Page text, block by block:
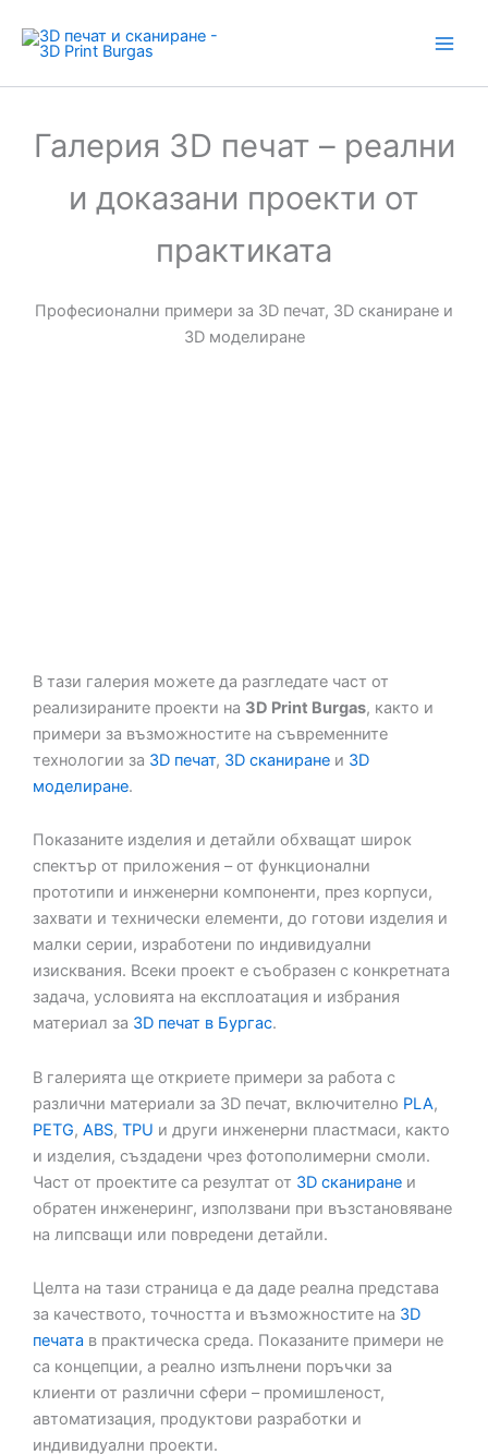
content
Галерия 3D печат – реални
и доказани проекти от
практиката
Професионални примери за 3D печат, 3D сканиране и
3D моделиране
В тази галерия можете да разгледате част от
реализираните проекти на 3D Print Burgas, както и
примери за възможностите на съвременните
технологии за 3D печат, 3D сканиране и 3D
моделиране.
Показаните изделия и детайли обхващат широк
спектър от приложения – от функционални
прототипи и инженерни компоненти, през корпуси,
захвати и технически елементи, до готови изделия и
малки серии, изработени по индивидуални
изисквания. Всеки проект е съобразен с конкретната
задача, условията на експлоатация и избрания
материал за 3D печат в Бургас.
В галерията ще откриете примери за работа с
различни материали за 3D печат, включително PLA,
PETG, ABS, TPU и други инженерни пластмаси, както
и изделия, създадени чрез фотополимерни смоли.
Част от проектите са резултат от 3D сканиране и
обратен инженеринг, използвани при възстановяване
на липсващи или повредени детайли.
Целта на тази страница е да даде реална представа
за качеството, точността и възможностите на 3D
печата в практическа среда. Показаните примери не
са концепции, а реално изпълнени поръчки за
клиенти от различни сфери – промишленост,
автоматизация, продуктови разработки и
индивидуални проекти.